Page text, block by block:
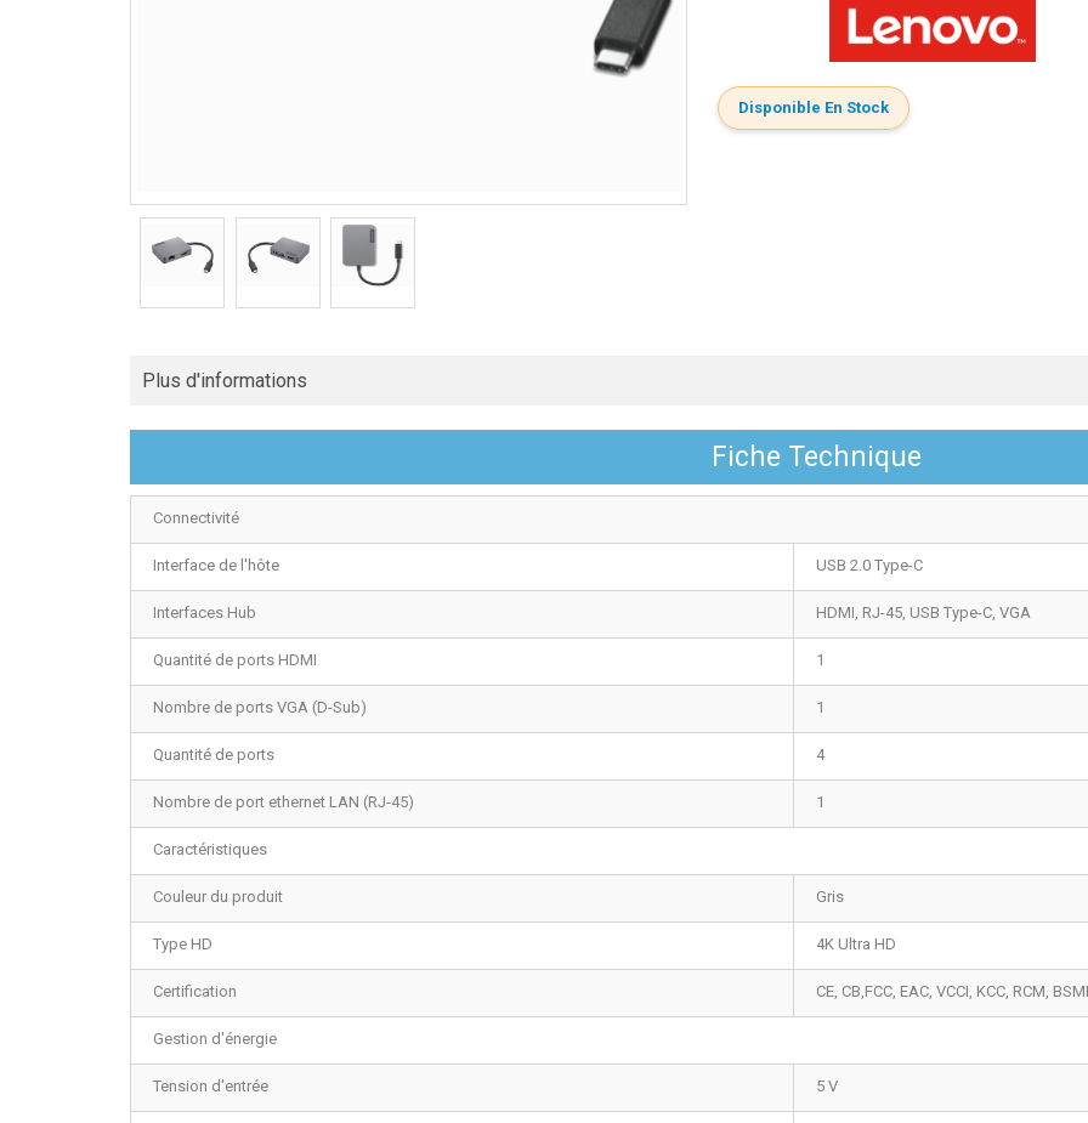
Disponible En Stock
Plus d'informations
Fiche Technique
Connectivité
Interface de l'hôte USB 2.0 Type-C
Interfaces Hub HDMI, RJ-45, USB Type-C, VGA
Quantité de ports HDMI 1
Nombre de ports VGA (D-Sub) 1
Quantité de ports 4
Nombre de port ethernet LAN (RJ-45) 1
Caractéristiques
Couleur du produit Gris
Type HD 4K Ultra HD
Certification CE, CB,FCC, EAC, VCCI, KCC, RCM,
Gestion d'énergie
Tension d'entrée 5 V